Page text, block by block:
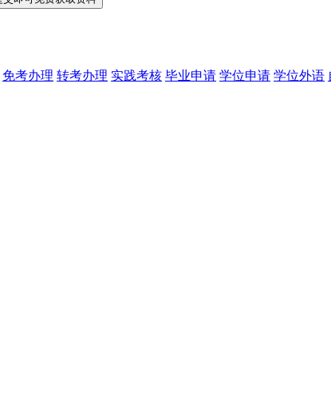
免考办理 转考办理 实践考核 毕业申请 学位申请 学位外语